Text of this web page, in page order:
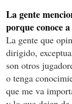
La gente
porque conoce
La gente que
dirigido,
son otros
o tenga
que me va